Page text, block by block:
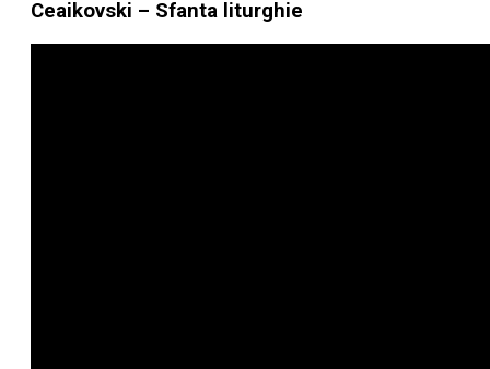
Ceaikovski – Sfanta liturghie